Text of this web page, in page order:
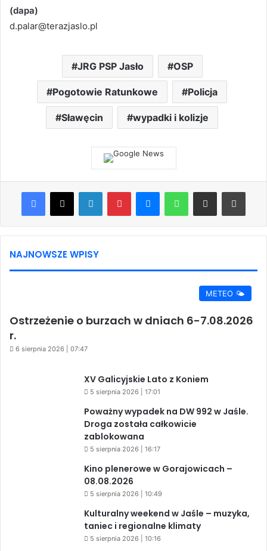
(dapa)
d.palar@terazjaslo.pl
JRG PSP Jasło OSP
Pogotowie Ratunkowe Policja
Sławęcin wypadki i kolizje
Facebook
X LinkedInPinterestMessengerWhatsAppShare via Email Print
NAJNOWSZE WPISY
METEO 🌤️
Ostrzeżenie o burzach w dniach 6-7.08.2026
r.
6 sierpnia 2026 | 07:47
XV Galicyjskie Lato z Koniem
5 sierpnia 2026 | 17:01
Poważny wypadek na DW 992 w Jaśle.
Droga została całkowicie
zablokowana
5 sierpnia 2026 | 16:17
Kino plenerowe w Gorajowicach –
08.08.2026
5 sierpnia 2026 | 10:49
Kulturalny weekend w Jaśle – muzyka,
taniec i regionalne klimaty
5 sierpnia 2026 | 10:16